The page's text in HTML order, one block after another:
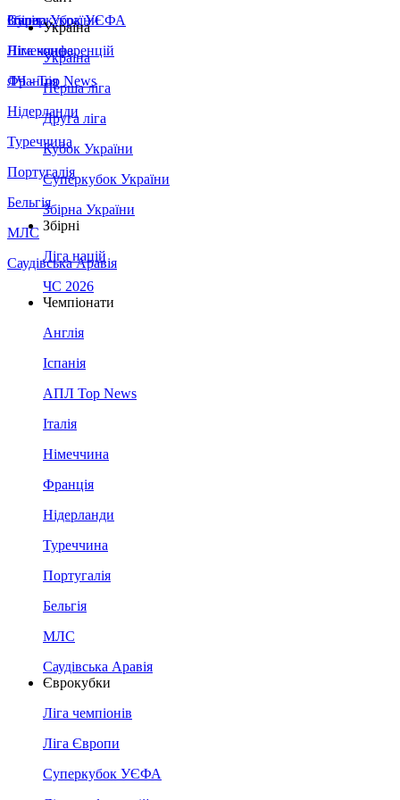
Збірна України
Італія
Німеччина
Франція
Нідерланди
Туреччина
Португалія
Бельгія
МЛС
Саудівська Аравія
Суперкубок УЄФА
Ліга конференцій
ЛЧ - Top News
Україна
Україна
Перша ліга
Друга ліга
Кубок України
Суперкубок України
Збірна України
Збірні
Ліга націй
ЧС 2026
Чемпіонати
Англія
Іспанія
АПЛ Top News
Італія
Німеччина
Франція
Нідерланди
Туреччина
Португалія
Бельгія
МЛС
Саудівська Аравія
Єврокубки
Ліга чемпіонів
Ліга Європи
Суперкубок УЄФА